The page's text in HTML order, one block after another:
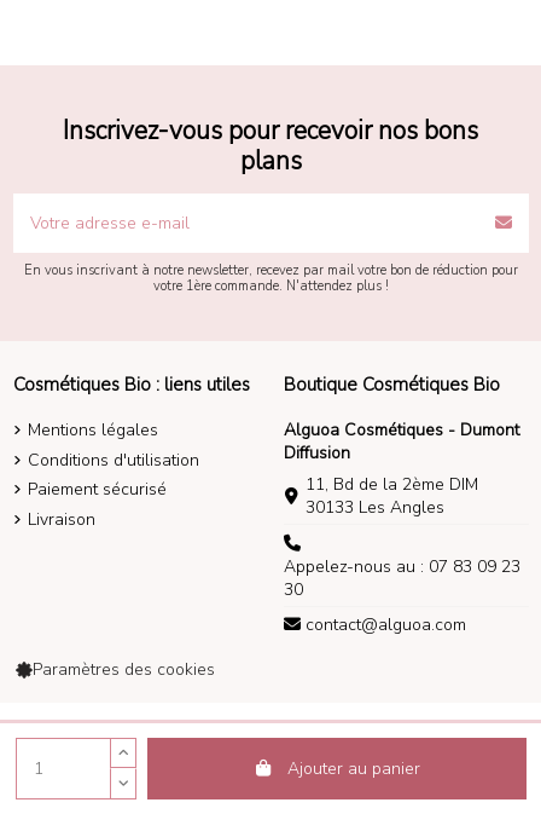
Ajouter au panier
Inscrivez-vous pour recevoir nos bons
plans
En vous inscrivant à notre newsletter, recevez par mail votre bon de réduction pour
votre 1ère commande. N'attendez plus !
Cosmétiques Bio : liens utiles
Mentions légales
Conditions d'utilisation
Paiement sécurisé
Livraison
Boutique Cosmétiques Bio
Alguoa Cosmétiques - Dumont
Diffusion
11, Bd de la 2ème DIM
30133 Les Angles
Appelez-nous au : 07 83 09 23
30
contact@alguoa.com
Paramètres des cookies
Alguoa Cosmétiques 2014-2026